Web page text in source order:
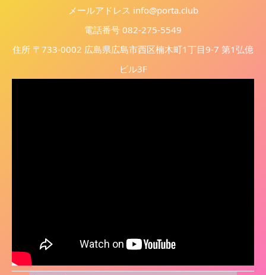
メールアドレス info@porta.club
電話番号 082-275-5549
住所 〒733-0002 広島県広島市西区楠木町1丁目9-7 第1弘億
ビル3F